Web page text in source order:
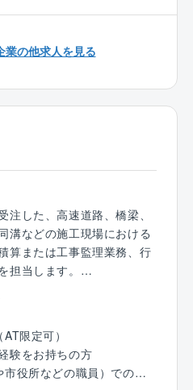
平均10棟＝450万円
務・技術資料作成業務等を
練した技術スタッフにて対
張・転勤無しと働きやすい
来、地域に根付いたコンサ
であり、着実な成長を遂げ
社内外問わず、人と人との
ンサルティングに取り組ん
来はSkilled Technical Art
た技術者集団）の頭文字
心を忘れず常に技術の向上
ニーズが第一」の意識の
業の他求人を見る
注した、高速道路、橋梁、
溝などの施工現場における
算または工事監理業務、行
担当します。
河川国道事務所の案件にな
から提出される設計図等の
種設計基準や仕様書に合っ
限定可）
験をお持ちの方
役所などの職員）での道